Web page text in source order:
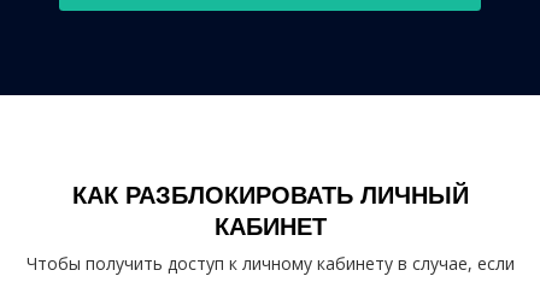
КАК РАЗБЛОКИРОВАТЬ ЛИЧНЫЙ
КАБИНЕТ
Чтобы получить доступ к личному кабинету в случае, если